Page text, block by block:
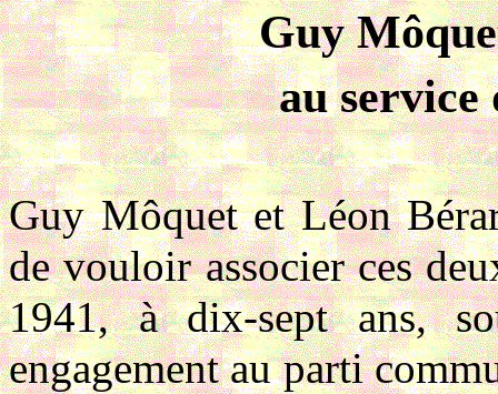
Guy
au service
Guy Môquet et Léon
de vouloir associer ces
1941, à dix-sept ans,
engagement au parti